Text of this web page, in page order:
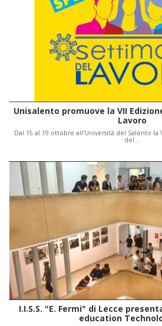
Unisalento promuove la VII
Lavoro
Dal 15 al 19 ottobre all'Università del Salento
del…
I.I.S.S. "E. Fermi" di Lecce
education